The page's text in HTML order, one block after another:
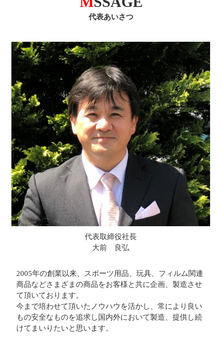
代表あいさつ
代表取締役社長
大前 良弘
2005年の創業以来、スポーツ用品、玩具、フィルム関連
商品などさまざまの商品をお客様と共に企画、製造させ
て頂いております。
今まで培わせて頂いたノウハウを活かし、常により良い
もの安全なものを追求し国内外において製造、提供し続
けてまいりたいと思います。